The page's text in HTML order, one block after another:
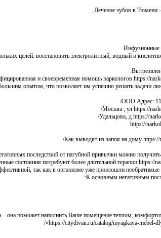
Лечение зубов в Тюмени
Инфузионные
целей: восстановить электролитный, водный и
и своевременная помощь наркологов https://
опытом, что позволяет им успешно решать задачи
ООО Адрес:
Москва , ул https://
Удальцова, д https://
Как выводят из запоя на дому
последствий от пагубной привычки можно
состояния потребуют более длительной терапии https://
так как в организме уже произошли
К основным негативным
она поможет наполнить Ваше помещение теплом,
https://citydivan.ru/catalog/myagkaya-mebel-